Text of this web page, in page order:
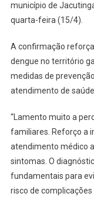
município de
quarta-feira (15/4).
A confirmação
dengue no território
medidas de
atendimento de
“Lamento muito a
familiares. Reforço a
atendimento médico
sintomas. O
fundamentais para
risco de